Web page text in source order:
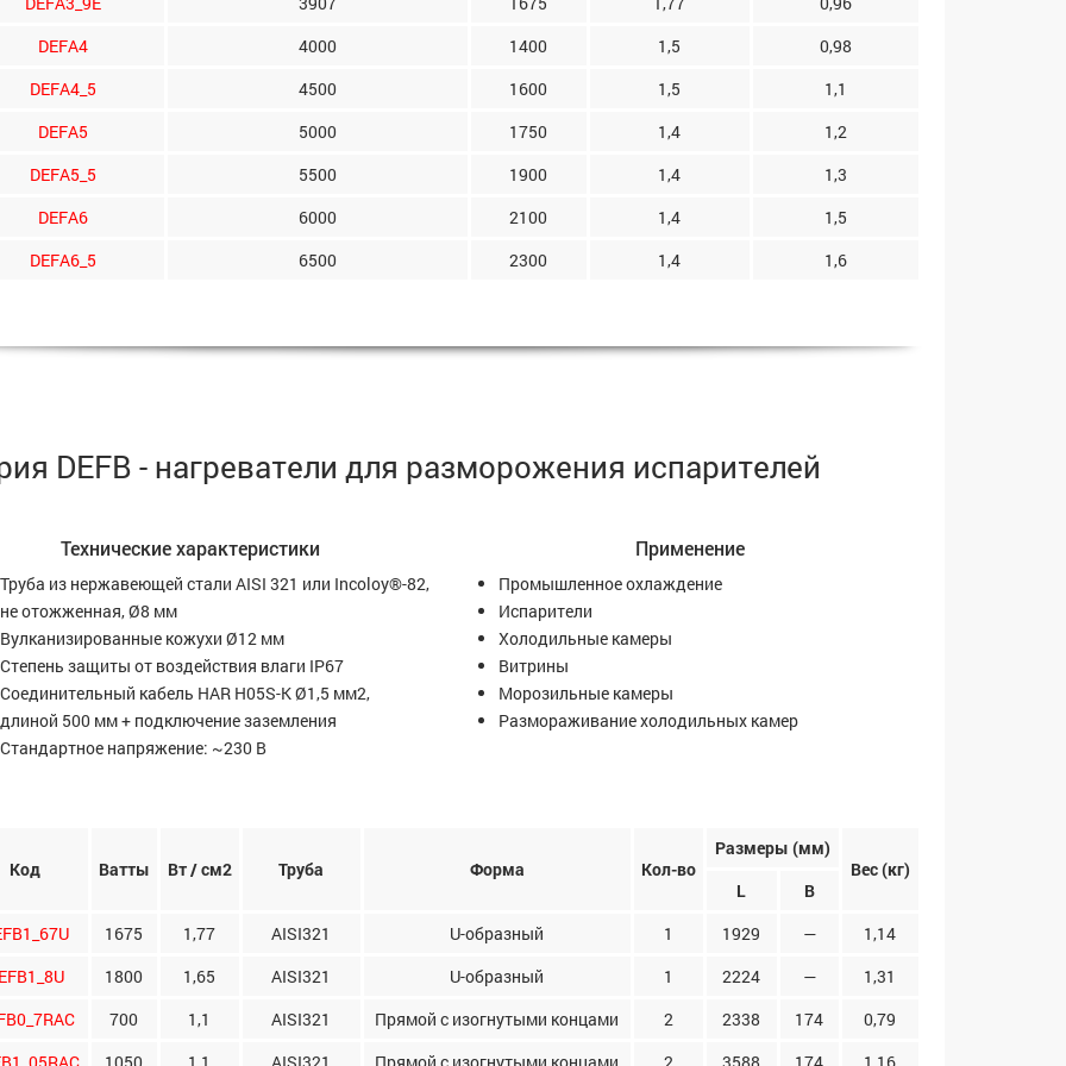
DEFA4
4000 1400 1,5
0,98
DEFA4_5
4500 1600 1,5
1,1
DEFA5
5000 1750 1,4
1,2
DEFA5_5
5500 1900 1,4
1,3
DEFA6
6000 2100 1,4
1,5
DEFA6_5
6500 2300 1,4 1,6
DEFB - нагреватели для разморожения испарителей
Технические характеристики
Труба из нержавеющей стали AISI 321 или Incoloy®-82,
не отожженная, Ø8 мм
Вулканизированные кожухи Ø12 мм
Степень защиты от воздействия влаги IP67
Соединительный кабель HAR H05S-K Ø1,5 мм2,
длиной 500 мм + подключение заземления
Стандартное напряжение: ~230 В
Применение
Промышленное охлаждение
Испарители
Холодильные камеры
Витрины
Морозильные камеры
Размораживание холодильных камер
Код Ватты Вт / см2 Труба Форма Кол-во
Размеры (мм)
Вес (кг)
L
B
1675 1,77 AISI321 U-образный 1 1929 —
1,14
1800 1,65 AISI321 U-образный 1 2224 —
1,31
700 1,1 AISI321 Прямой с изогнутыми концами 2 2338 174
0,79